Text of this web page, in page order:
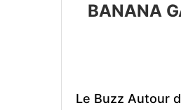
BANANA
Le Buzz Autour